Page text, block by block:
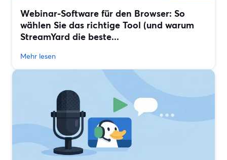
Webinar-Software für den Browser: So
wählen Sie das richtige Tool (und warum
StreamYard die beste...
Mehr lesen